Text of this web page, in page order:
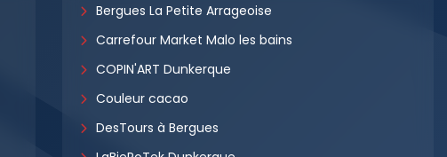
Bergues La Petite Arrageoise
Carrefour Market Malo les bains
COPIN'ART Dunkerque
Couleur cacao
DesTours à Bergues